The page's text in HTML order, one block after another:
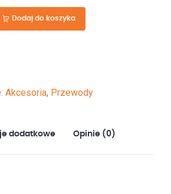
Dodaj do koszyka
Akcesoria, Przewody
dodatkowe Opinie (0)